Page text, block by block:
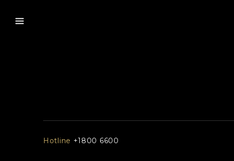
Hotline +1800 6600